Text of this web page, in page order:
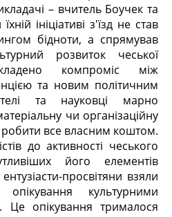
– вчитель Боучек та
ініціативі з'їзд не став
бідноти, а спрямував
розвиток чеської
компроміс між
та новим політичним
та науковці марно
чи організаційну
все власним коштом.
до активності чеського
його елементів
просвітяни взяли
культурними
Це опікування трималося